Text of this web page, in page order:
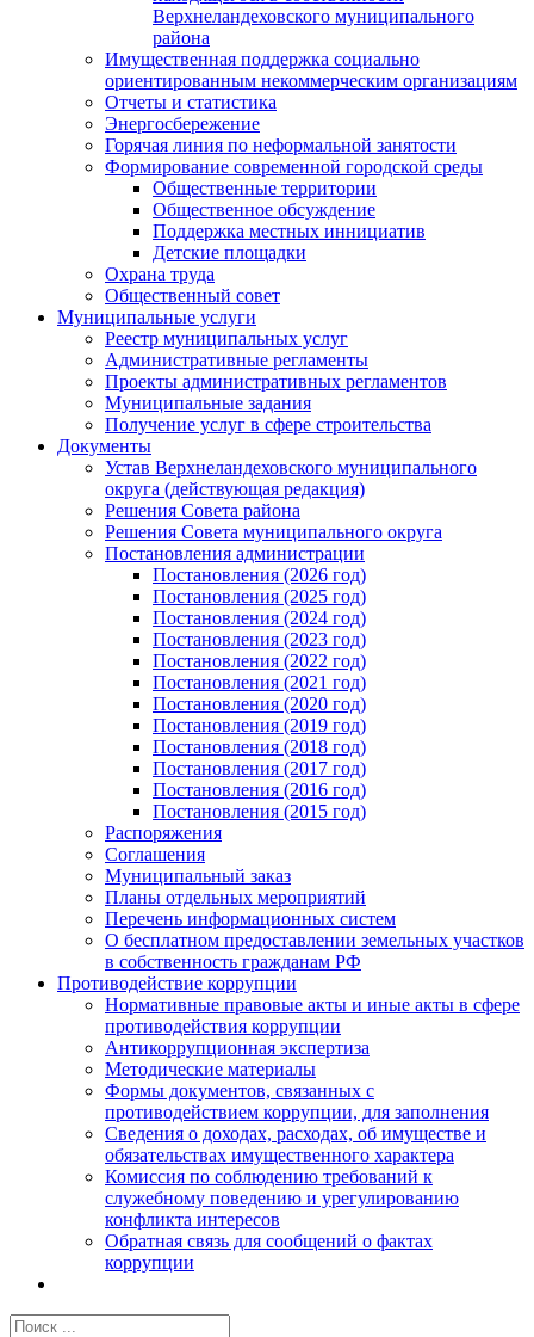
Верхнеландеховского муниципального
района
Имущественная поддержка социально
ориентированным некоммерческим организациям
Отчеты и статистика
Энергосбережение
Горячая линия по неформальной занятости
Формирование современной городской среды
Общественные территории
Общественное обсуждение
Поддержка местных иннициатив
Детские площадки
Охрана труда
Общественный совет
Муниципальные услуги
Реестр муниципальных услуг
Административные регламенты
Проекты административных регламентов
Муниципальные задания
Получение услуг в сфере строительства
Документы
Устав Верхнеландеховского муниципального
округа (действующая редакция)
Решения Совета района
Решения Совета муниципального округа
Постановления администрации
Постановления (2026 год)
Постановления (2025 год)
Постановления (2024 год)
Постановления (2023 год)
Постановления (2022 год)
Постановления (2021 год)
Постановления (2020 год)
Постановления (2019 год)
Постановления (2018 год)
Постановления (2017 год)
Постановления (2016 год)
Постановления (2015 год)
Распоряжения
Соглашения
Муниципальный заказ
Планы отдельных мероприятий
Перечень информационных систем
О бесплатном предоставлении земельных участков
в собственность гражданам РФ
Противодействие коррупции
Нормативные правовые акты и иные акты в сфере
противодействия коррупции
Антикоррупционная экспертиза
Методические материалы
Формы документов, связанных с
противодействием коррупции, для заполнения
Сведения о доходах, расходах, об имуществе и
обязательствах имущественного характера
Комиссия по соблюдению требований к
служебному поведению и урегулированию
конфликта интересов
Обратная связь для сообщений о фактах
коррупции
Результат